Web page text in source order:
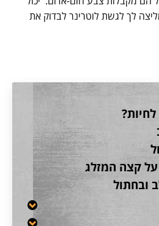
לך לגשת לוטרינר לבדוק את
על קצה המזלג
ובחתול